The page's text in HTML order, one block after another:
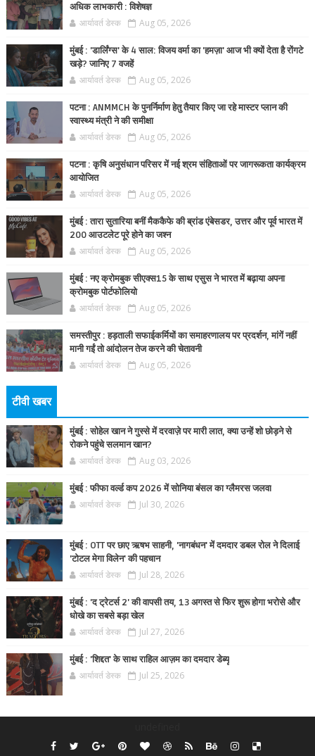
अधिक लाभकारी : विशेषज्ञ
आर्यावर्त डेस्क Aug 05, 2026
मुंबई : 'डार्लिंग्स' के 4 साल: विजय वर्मा का 'हमज़ा' आज भी क्यों देता है रोंगटे
खड़े? जानिए 7 वजहें
आर्यावर्त डेस्क Aug 05, 2026
पटना : ANMMCH के पुनर्निर्माण हेतु तैयार किए जा रहे मास्टर प्लान की
स्वास्थ्य मंत्री ने की समीक्षा
आर्यावर्त डेस्क Aug 05, 2026
पटना : कृषि अनुसंधान परिसर में नई श्रम संहिताओं पर जागरूकता कार्यक्रम
आयोजित
आर्यावर्त डेस्क Aug 05, 2026
मुंबई : तारा सुतारिया बनीं मैककैफे की ब्रांड एंबेसडर, उत्तर और पूर्व भारत में
200 आउटलेट पूरे होने का जश्न
आर्यावर्त डेस्क Aug 05, 2026
मुंबई : नए क्रोमबुक सीएक्स15 के साथ एसुस ने भारत में बढ़ाया अपना
क्रोमबुक पोर्टफोलियो
आर्यावर्त डेस्क Aug 05, 2026
समस्तीपुर : हड़ताली सफाईकर्मियों का समाहरणालय पर प्रदर्शन, मांगें नहीं
मानी गईं तो आंदोलन तेज करने की चेतावनी
आर्यावर्त डेस्क Aug 05, 2026
टीवी खबर
मुंबई : सोहेल खान ने गुस्से में दरवाज़े पर मारी लात, क्या उन्हें शो छोड़ने से
रोकने पहुंचे सलमान खान?
आर्यावर्त डेस्क Aug 03, 2026
मुंबई : फीफा वर्ल्ड कप 2026 में सोनिया बंसल का ग्लैमरस जलवा
आर्यावर्त डेस्क Jul 30, 2026
मुंबई : OTT पर छाए ऋषभ साहनी, 'नागबंधन' में दमदार डबल रोल ने दिलाई
'टोटल मेगा विलेन' की पहचान
आर्यावर्त डेस्क Jul 28, 2026
मुंबई : 'द ट्रेटर्स 2' की वापसी तय, 13 अगस्त से फिर शुरू होगा भरोसे और
धोखे का सबसे बड़ा खेल
आर्यावर्त डेस्क Jul 27, 2026
मुंबई : 'शिद्दत' के साथ राहिल आज़म का दमदार डेब्यू
आर्यावर्त डेस्क Jul 25, 2026